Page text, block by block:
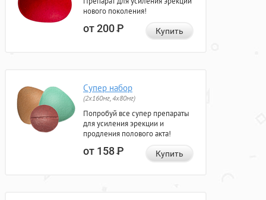
нового поколения!
от 200Р Купить
Супер набор
(2х160мг, 4х80мг)
Попробуй все супер препараты
для усиления эрекции и
продления полового акта!
от 158Р Купить